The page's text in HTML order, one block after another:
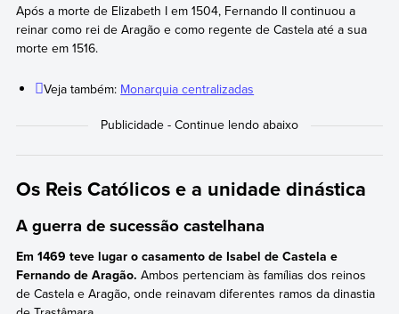
Após a morte de Elizabeth I em 1504, Fernando II continuou a
reinar como rei de Aragão e como regente de Castela até a sua
morte em 1516.
Veja também: Monarquia centralizadas
Os Reis Católicos e a unidade dinástica
A guerra de sucessão castelhana
Em 1469 teve lugar o casamento de Isabel de Castela e
Fernando de Aragão. Ambos pertenciam às famílias dos reinos
de Castela e Aragão, onde reinavam diferentes ramos da dinastia